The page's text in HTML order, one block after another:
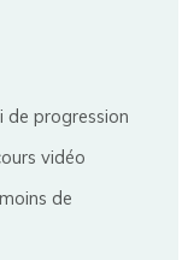
de progression
vidéo
de